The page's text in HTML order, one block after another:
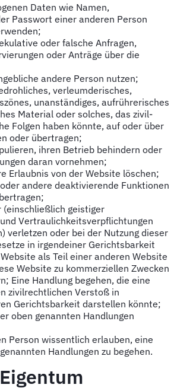
Daten wie Namen,
Passwort einer anderen Person
oder falsche Anfragen,
oder Anträge über die
andere Person nutzen;
verleumderisches,
unanständiges, aufrührerisches
Material oder solches, das zivil-
Folgen haben könnte, auf oder über
oder übertragen;
ihren Betrieb behindern oder
daran vornehmen;
Erlaubnis von der Website löschen;
andere deaktivierende Funktionen
geistiger
Vertraulichkeitsverpflichtungen
verletzen oder bei der Nutzung dieser
in irgendeiner Gerichtsbarkeit
als Teil einer anderen Website
Website zu kommerziellen Zwecken
Eine Handlung begehen, die eine
zivilrechtlichen Verstoß in
Gerichtsbarkeit darstellen könnte;
oben genannten Handlungen
Person wissentlich erlauben, eine
Handlungen zu begehen.